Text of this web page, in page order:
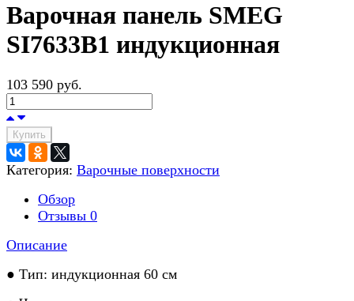
Варочная панель SMEG
SI7633B1 индукционная
103 590 руб.
Купить
Категория: Варочные поверхности
Обзор
Отзывы 0
Описание
● Тип: индукционная 60 см